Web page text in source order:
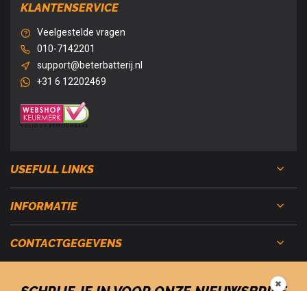
KLANTENSERVICE
Veelgestelde vragen
010-7142201
support@beterbatterij.nl
+31 6 12202469
USEFULL LINKS
INFORMATIE
CONTACTGEGEVENS
✖